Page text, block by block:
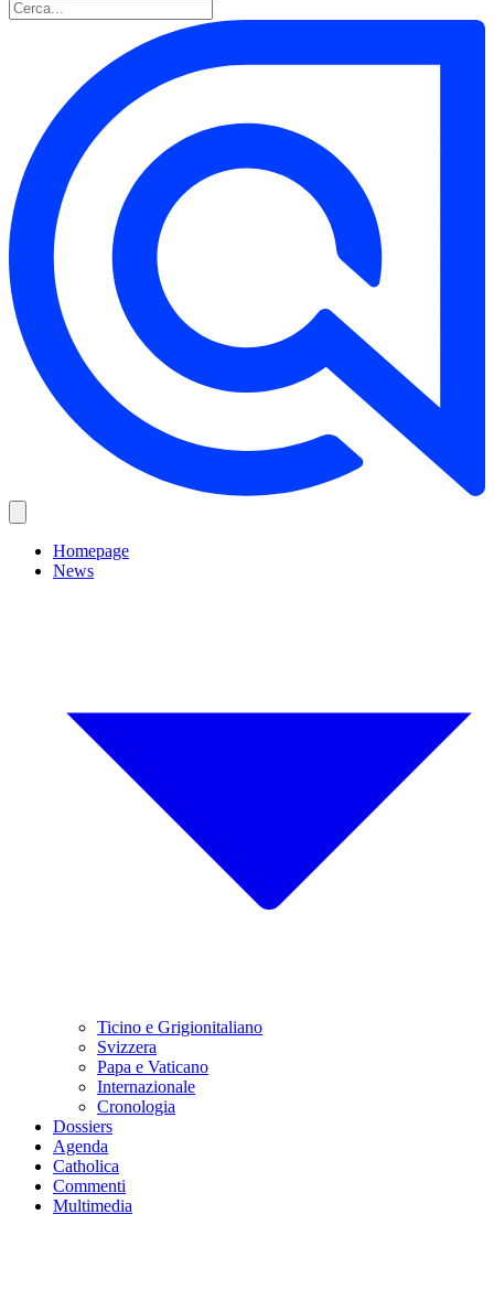
Homepage
News
Ticino e Grigionitaliano
Svizzera
Papa e Vaticano
Internazionale
Cronologia
Dossiers
Agenda
Catholica
Commenti
Multimedia